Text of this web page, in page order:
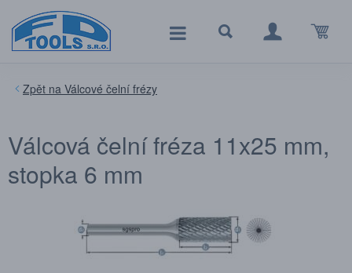
Válcové čelní frézy
Válcová čelní fréza 11x25 mm,
stopka 6 mm